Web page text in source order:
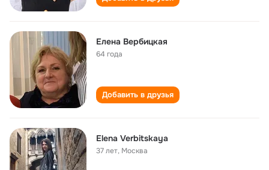
Елена Вербицкая
64 года
Добавить в друзья
Elena Verbitskaya
37 лет, Москва